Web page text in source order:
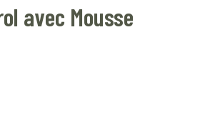
avec Mousse